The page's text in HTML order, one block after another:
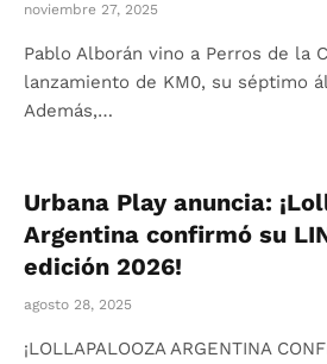
noviembre 27, 2025
Pablo Alborán vino a Perros de la
lanzamiento de KM0, su séptimo
Además,…
Urbana Play anuncia:
Argentina confirmó su
edición 2026!
agosto 28, 2025
¡LOLLAPALOOZA ARGENTINA